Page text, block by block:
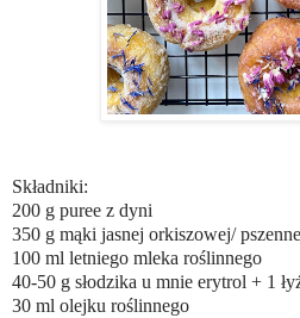
Składniki:
200 g puree z dyni
350 g mąki jasnej orkiszowej/
100 ml letniego mleka roślinnego
40-50 g słodzika u mnie erytrol + 1
30 ml olejku roślinnego